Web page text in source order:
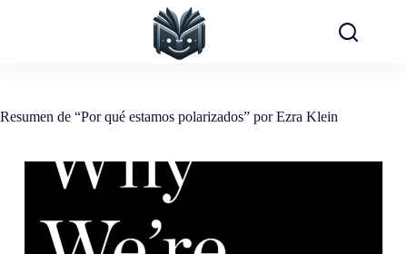
Resumen de “Por qué estamos polarizados” por Ezra Klein